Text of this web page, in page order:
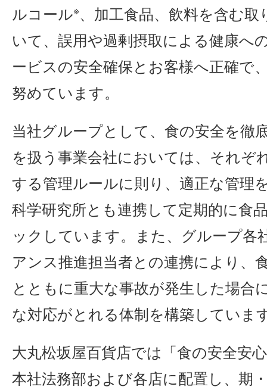
ルコール※、加工食品、飲料を含む
いて、誤用や過剰摂取による健康へ
ービスの安全確保とお客様へ正確で
努めています。
当社グループとして、食の安全を徹
を扱う事業会社においては、それぞ
する管理ルールに則り、適正な管理
科学研究所とも連携して定期的に食
ックしています。また、グループ各
アンス推進担当者との連携により、
とともに重大な事故が発生した場合
な対応がとれる体制を構築していま
大丸松坂屋百貨店では「食の安全安
本社法務部および各店に配置し、期